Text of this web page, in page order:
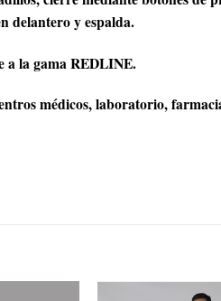
delantero y espalda.
a la gama REDLINE.
médicos, laboratorio,